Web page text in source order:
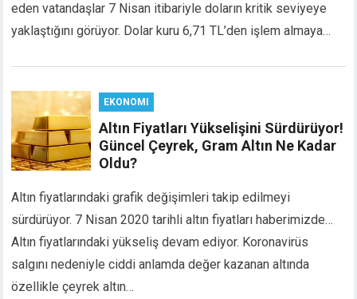
panel
panel
panel
panel
panel
panel
panel
panel
panel
panel
panel
panel
panel
eden vatandaşlar 7 Nisan itibariyle doların kritik seviyeye
yaklaştığını görüyor. Dolar kuru 6,71 TL’den işlem almaya…
EKONOMI
Altın Fiyatları Yükselişini Sürdürüyor!
Güncel Çeyrek, Gram Altın Ne Kadar
Oldu?
Altın fiyatlarındaki grafik değişimleri takip edilmeyi
sürdürüyor. 7 Nisan 2020 tarihli altın fiyatları haberimizde…
Altın fiyatlarındaki yükseliş devam ediyor. Koronavirüs
salgını nedeniyle ciddi anlamda değer kazanan altında
özellikle çeyrek altın…